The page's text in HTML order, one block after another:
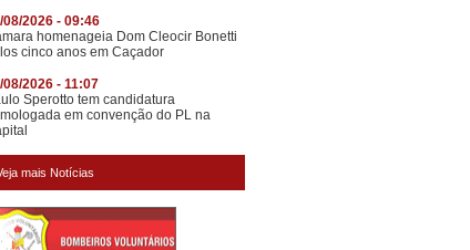
08/2026 - 09:46
homenageia Dom Cleocir Bonetti
cinco anos em Caçador
08/2026 - 11:07
Sperotto tem candidatura
em convenção do PL na
mais Notícias